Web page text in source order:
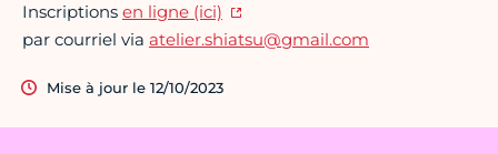
Inscriptions en ligne (ici)
par courriel via atelier.shiatsu@gmail.com
Mise à jour le 12/10/2023